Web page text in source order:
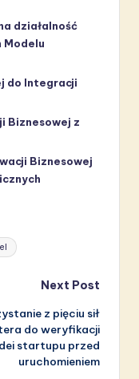
działalność
Modelu
do Integracji
Biznesowej z
Biznesowej
Next Post
z pięciu sił
do weryfikacji
startupu przed
uruchomieniem